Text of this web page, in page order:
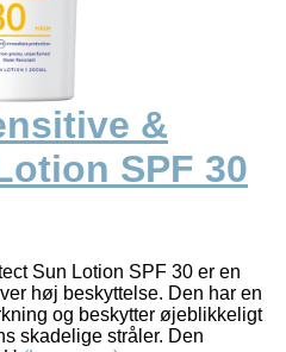
&
SPF 30
Sun Lotion SPF 30 er en
høj beskyttelse. Den har en
og beskytter øjeblikkeligt
skadelige stråler. Den